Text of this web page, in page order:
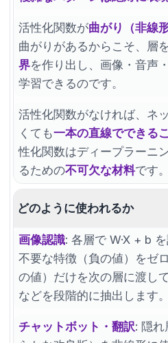
活性化関数が曲がり（非線形
曲がりがあるからこそ、層
界を作り出し、画像・音声
学習できるのです。
活性化関数がなければ、ネ
くても一本の直線でできる
性化関数はディープラーニ
るための不可欠な材料です。
どのように使われるか
画像認識: 各層で W·X + b を
不要な特徴（負の値）をゼ
の値）だけを次の層に渡し
などを段階的に抽出します。
チャットボット・翻訳: 隠れ